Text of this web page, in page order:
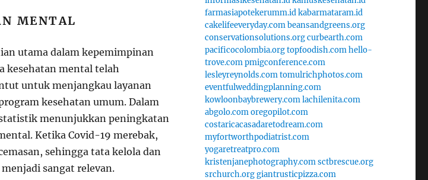
MENTAL
utama dalam kepemimpinan
kesehatan mental telah
untuk menjangkau layanan
kesehatan umum. Dalam
menunjukkan peningkatan
Ketika Covid-19 merebak,
sehingga tata kelola dan
sangat relevan.
farmasiapotekerumm.idkabarmataram.id
cakelifeeveryday.combeansandgreens.org
conservationsolutions.orgcurbearth.com
pacificocolombia.orgtopfoodish.comhello-
trove.compmigconference.com
lesleyreynolds.comtomulrichphotos.com
eventfulweddingplanning.com
kowloonbaybrewery.comlachilenita.com
abgolo.comoregopilot.com
costaricacasadaretodream.com
myfortworthpodiatrist.com
yogaretreatpro.com
kristenjanephotography.comsctbrescue.org
srchurch.orggiantrusticpizza.com